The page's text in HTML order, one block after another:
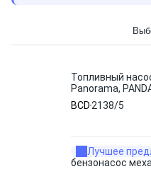
Топливный
Panorama,
SEAT FURA
BCD 2138/5
Лучшее
бензонасос